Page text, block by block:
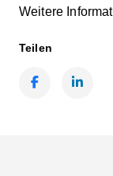
Weitere
Teilen